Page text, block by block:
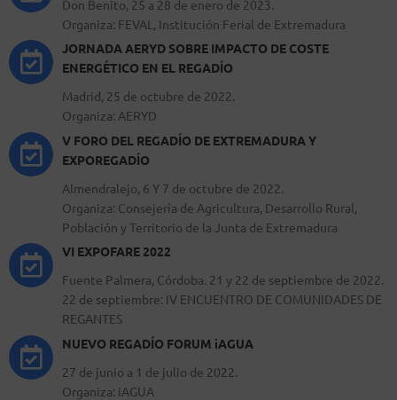
Don Benito, 25 a 28 de enero de 2023.
Organiza: FEVAL, Institución Ferial de Extremadura
JORNADA AERYD SOBRE IMPACTO DE COSTE
ENERGÉTICO EN EL REGADÍO
Madrid, 25 de octubre de 2022.
Organiza: AERYD
V FORO DEL REGADÍO DE EXTREMADURA Y
EXPOREGADÍO
Almendralejo, 6 Y 7 de octubre de 2022.
Organiza: Consejería de Agricultura, Desarrollo Rural,
Población y Territorio de la Junta de Extremadura
VI EXPOFARE 2022
Fuente Palmera, Córdoba. 21 y 22 de septiembre de 2022.
22 de septiembre: IV ENCUENTRO DE COMUNIDADES DE
REGANTES
NUEVO REGADÍO FORUM iAGUA
27 de junio a 1 de julio de 2022.
Organiza: iAGUA